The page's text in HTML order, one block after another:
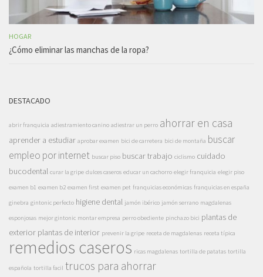
HOGAR
¿Cómo eliminar las manchas de la ropa?
DESTACADO
abrir franquicia adiestramiento canino adiestrar un perro ahorrar en casa
aprender a estudiar aprobar examen bici de carretera bici de montaña buscar
empleo por internet buscar piso buscar trabajo ciclismo cuidado
bucodental curar la gripe dulces caseros educar un cachorro elegir franquicia elegir piso
examen b1 examen b2 examen first examen pet franquicias económicas franquicias en españa
ginebra gintonic perfecto higiene dental jamón ibérico jamón serrano magdalenas
esponjosas mejor gintonic montar empresa perro obediente pinchazo bici plantas de
exterior plantas de interior prevenir la gripe receta de magdalenas receta típica
remedios caseros ricas magdalenas tortilla de patatas tortilla
española tortilla facil trucos para ahorrar